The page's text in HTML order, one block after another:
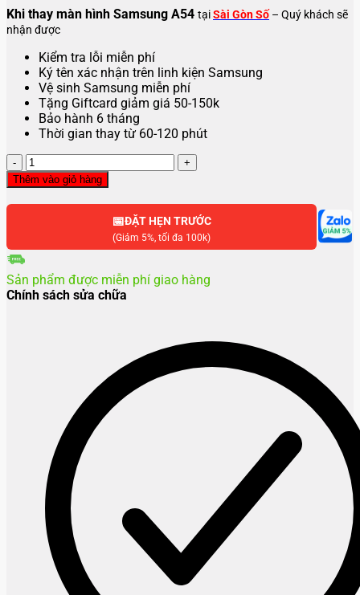
Khi thay màn hình Samsung A54 tạiSài Gòn Số – Quý khách sẽ
nhận được
Kiểm tra lỗi miễn phí
Ký tên xác nhận trên linh kiện Samsung
Vệ sinh Samsung miễn phí
Tặng Giftcard giảm giá 50-150k
Bảo hành 6 tháng
Thời gian thay từ 60-120 phút
Thay
màn
hình
Samsung
lượng
Thêm vào giỏ hàng
📅ĐẶT HẸN TRƯỚC
(Giảm 5%, tối đa 100k)
Sản phẩm được miễn phí giao hàng
Chính sách sửa chữa